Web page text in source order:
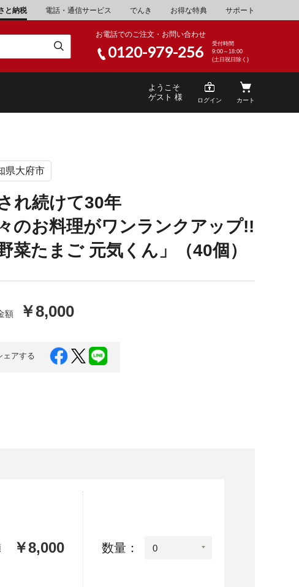
と納税 電話・通信サービス でんき お得な特典 サポート
お電話でのご注文・お問い合わせ
0120-979-256
受付時間
9:00～18:00
(土日祝日除く)
酒
家電・AV機器
\200,001～500,000
\10,000,001～
岡山県 笠岡市
島根県 海士町
高知県 芸西村
福岡県 大川市
恩納村
ようこそ
ゲスト 様
ログイン カート
県大府市
れ続けて30年
のお料理がワンランクアップ!!
野菜たまご 元気くん」（40個）
額 ￥8,000
ェアする
￥8,000 数量：